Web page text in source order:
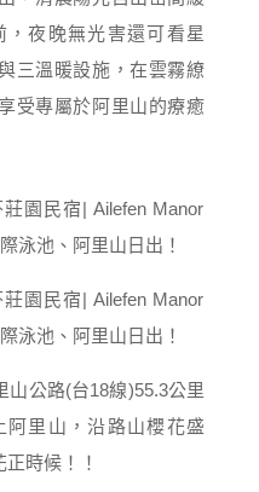
夜晚無光害還可看星
三溫暖設施，在雲霧繚
受專屬於阿里山的療癒
山公路(台18線)55.3公里
里山，沿路山櫻花盛
時候！！